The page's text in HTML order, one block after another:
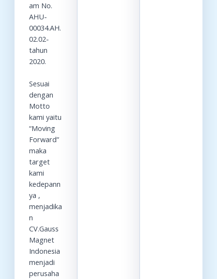
am No.
AHU-
00034.AH.
02.02-
tahun
2020.
Sesuai
dengan
Motto
kami yaitu
“Moving
Forward”
maka
target
kami
kedepann
ya ,
menjadika
n
CV.Gauss
Magnet
Indonesia
menjadi
perusaha